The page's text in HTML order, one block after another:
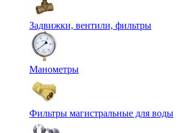
Задвижки, вентили, фильтры
Манометры
Фильтры магистральные для воды